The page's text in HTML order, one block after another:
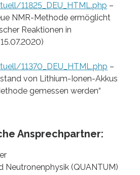
11825_DEU_HTML.php –
NMR-Methode ermöglicht
Reaktionen in
11370_DEU_HTML.php –
von Lithium-Ionen-Akkus
gemessen werden“
Ansprechpartner:
Neutronenphysik (QUANTUM)